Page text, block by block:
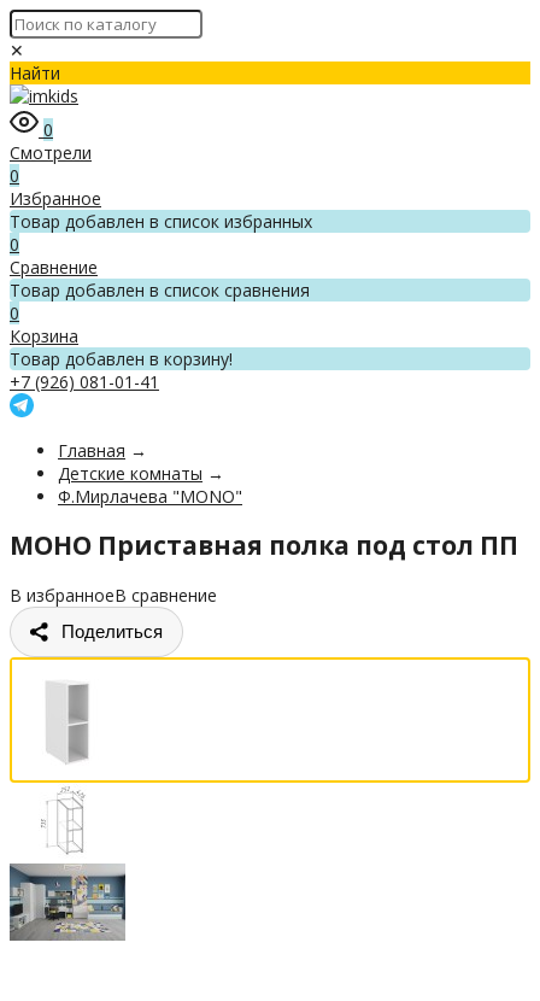
✕
Найти
0
Смотрели
0
Избранное
Товар добавлен в список избранных
0
Сравнение
Товар добавлен в список сравнения
0
Корзина
Товар добавлен в корзину!
+7 (926) 081-01-41
Главная →
Детские комнаты →
Ф.Мирлачева "MONO"
МОНО Приставная полка под стол ПП
В избранноеВ сравнение
Поделиться